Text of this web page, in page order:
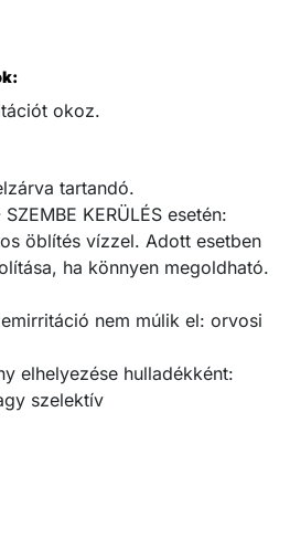
okoz.
tartandó.
KERÜLÉS esetén:
öblítés vízzel. Adott esetben
ha könnyen megoldható.
nem múlik el: orvosi
elhelyezése hulladékként:
szelektív